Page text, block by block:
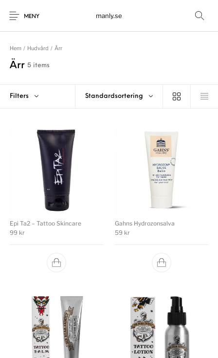
MENY manly.se
Hem / Hudvård / Ärr
Ärr 5 items
Filters Standardsortering
Epi Ta2 – Tattoo Skincare
99 kr
Gahns Hydrozonsalva
59 kr